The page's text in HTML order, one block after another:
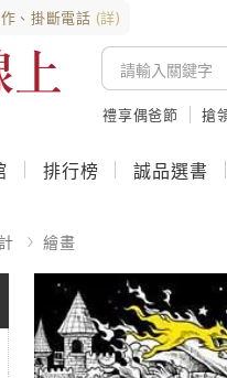
、掛斷電話 (詳)
禮享偶爸節 搶
排行榜 誠品選書
繪畫